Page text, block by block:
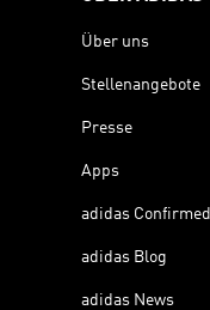
Über uns
Stellenangebote
Presse
Apps
adidas Confirmed
adidas Blog
adidas News